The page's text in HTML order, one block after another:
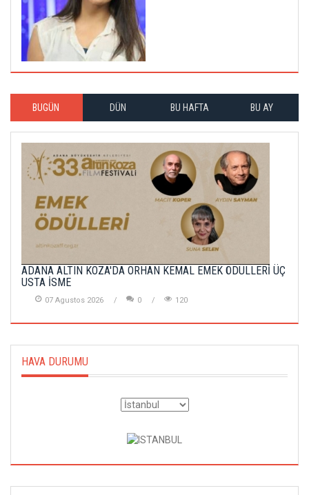
BUGÜN DÜN BU HAFTA BU AY
ADANA ALTIN KOZA'DA ORHAN KEMAL EMEK ÖDÜLLERİ ÜÇ
USTA İSME
07 Agustos 2026 0 120
HAVA DURUMU